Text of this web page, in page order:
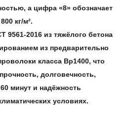
а цифра «8» обозначает
800 кг/м².
9561-2016 из тяжёлого бетона
из предварительно
класса Вр1400, что
долговечность,
60 минут и надёжность
условиях.